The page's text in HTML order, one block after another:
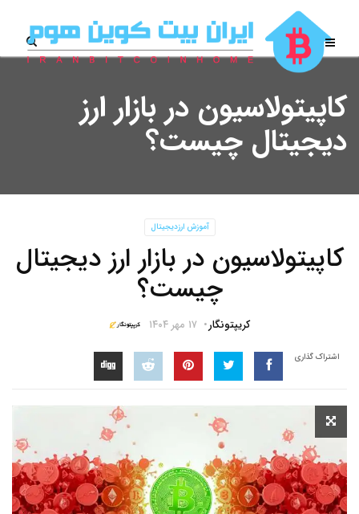
کاپیتولاسیون در بازار ارز
دیجیتال چیست؟
آموزش ارزدیجیتال
کاپیتولاسیون در بازار ارز دیجیتال
چیست؟
کریپتونگار ۱۷ مهر ۱۴۰۴
اشتراک گذاری